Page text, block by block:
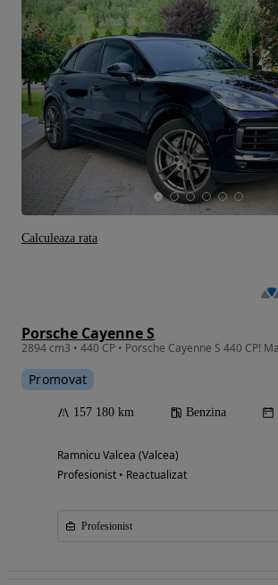
Porsche Cayenne S
Promovat
157 180 km Benzina
Ramnicu Valcea (Valcea)
Profesionist • Reactualizat
Profesionist
Calculeaza rata